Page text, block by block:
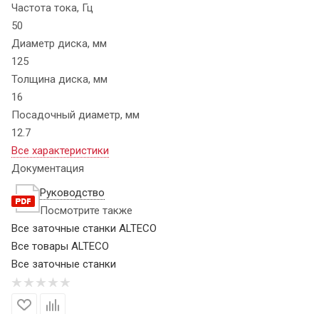
Частота тока, Гц
50
Диаметр диска, мм
125
Толщина диска, мм
16
Посадочный диаметр, мм
12.7
Все характеристики
Документация
Руководство
Посмотрите также
Все заточные станки ALTECO
Все товары ALTECO
Все заточные станки